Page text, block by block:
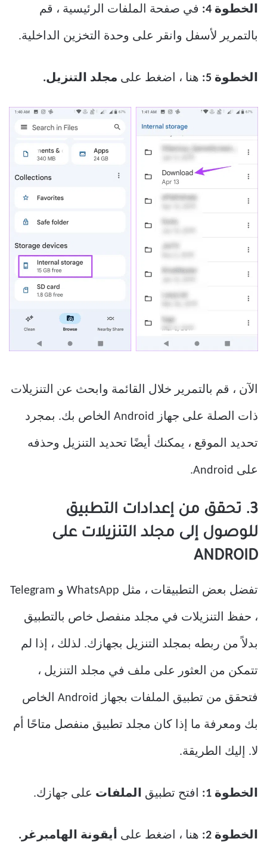
الخطوة 4: في صفحة الملفات الرئيسية ، قم
بالتمرير لأسفل وانقر على وحدة التخزين الداخلية.
الخطوة 5: هنا ، اضغط على مجلد التنزيل.
الآن ، قم بالتمرير خلال القائمة وابحث عن التنزيلات
ذات الصلة على جهاز Android الخاص بك. بمجرد
تحديد الموقع ، يمكنك أيضًا تحديد التنزيل وحذفه
على Android.
3. تحقق من إعدادات التطبيق
للوصول إلى مجلد التنزيلات على
ANDROID
تفضل بعض التطبيقات ، مثل WhatsApp و Telegram
، حفظ التنزيلات في مجلد منفصل خاص بالتطبيق
بدلاً من ربطه بمجلد التنزيل بجهازك. لذلك ، إذا لم
تتمكن من العثور على ملف في مجلد التنزيل ،
فتحقق من تطبيق الملفات بجهاز Android الخاص
بك ومعرفة ما إذا كان مجلد تطبيق منفصل متاحًا أم
لا. إليك الطريقة.
الخطوة 1: افتح تطبيق الملفات على جهازك.
الخطوة 2: هنا ، اضغط على أيقونة الهامبرغر.